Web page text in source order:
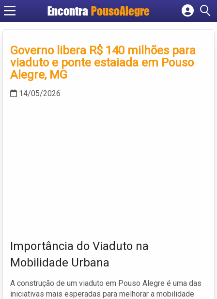
Encontra PousoAlegre
Cadastrar empresa
Criar conta
Governo libera R$ 140 milhões para
viaduto e ponte estaiada em Pouso
Alegre, MG
14/05/2026
Importância do Viaduto na
Mobilidade Urbana
A construção de um viaduto em Pouso Alegre é uma das
iniciativas mais esperadas para melhorar a mobilidade